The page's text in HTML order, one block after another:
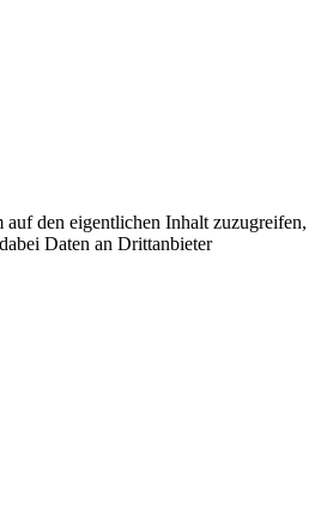
auf den eigentlichen Inhalt zuzugreifen,
Daten an Drittanbieter